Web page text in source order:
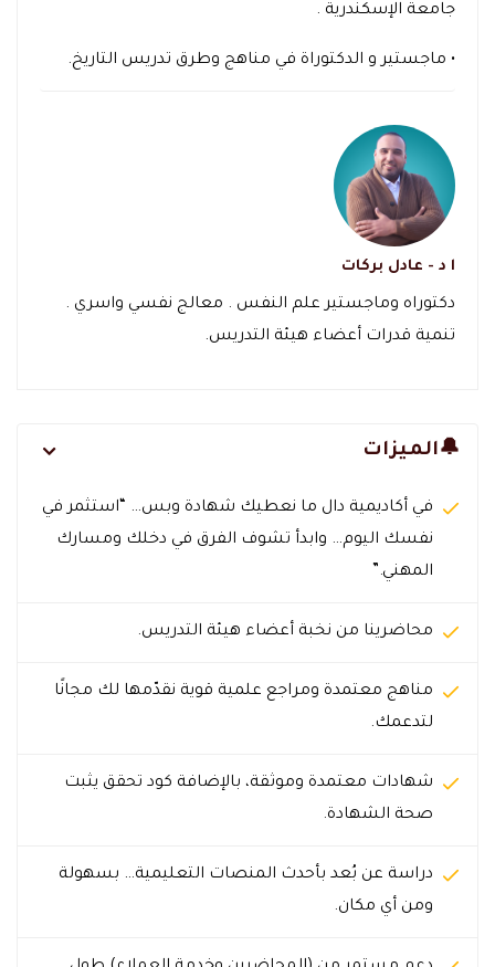
جامعة الإسكندرية .
• ماجستير و الدكتوراة في مناهج وطرق تدريس التاريخ.
ا د - عادل بركات
دكتوراه وماجستير علم النفس . معالج نفسي واسري .
تنمية قدرات أعضاء هيئة التدريس.
🔔الميزات
في أكاديمية دال ما نعطيك شهادة وبس… “استثمر في
نفسك اليوم… وابدأ تشوف الفرق في دخلك ومسارك
المهني.”
محاضرينا من نخبة أعضاء هيئة التدريس.
مناهج معتمدة ومراجع علمية قوية نقدّمها لك مجانًا
لتدعمك.
شهادات معتمدة وموثقة، بالإضافة كود تحقق يثبت
صحة الشهادة.
دراسة عن بُعد بأحدث المنصات التعليمية… بسهولة
ومن أي مكان.